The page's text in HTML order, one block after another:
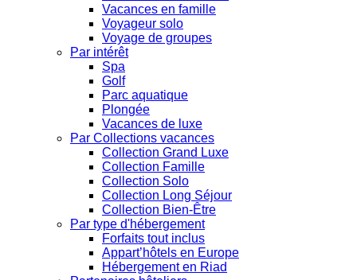
Vacances en famille
Voyageur solo
Voyage de groupes
Par intérêt
Spa
Golf
Parc aquatique
Plongée
Vacances de luxe
Par Collections vacances
Collection Grand Luxe
Collection Famille
Collection Solo
Collection Long Séjour
Collection Bien-Être
Par type d'hébergement
Forfaits tout inclus
Appart’hôtels en Europe
Hébergement en Riad